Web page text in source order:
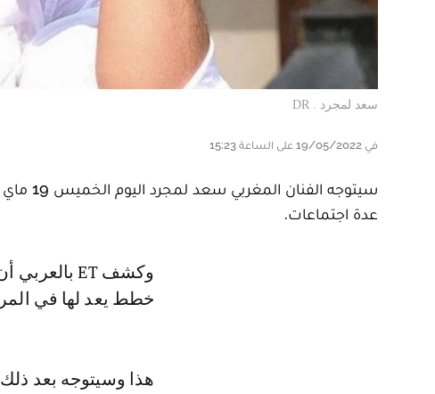
سعد لمجرد . DR
في 19/05/2022 على الساعة 15:23
عدة اجتماعات.
وكشف ET بالعربي أن سفر لمجرد إلى الهند سيكون من أجل الاتفاق على عدة
خطط يعد لها في
هذا وسيتوجه بعد